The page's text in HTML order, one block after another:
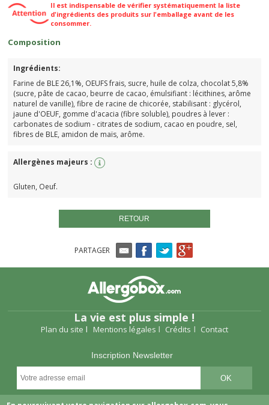
Il est indispensable de vérifier systématiquement la liste
d'ingrédients des produits sur l'emballage avant de les
consommer.
Composition
Ingrédients:
Farine de BLE 26,1%, OEUFS frais, sucre, huile de colza, chocolat 5,8%
(sucre, pâte de cacao, beurre de cacao, émulsifiant : lécithines, arôme
naturel de vanille), fibre de racine de chicorée, stabilisant : glycérol,
jaune d'OEUF, gomme d'acacia (fibre soluble), poudres à lever :
carbonates de sodium - citrates de sodium, cacao en poudre, sel,
fibres de BLE, amidon de maïs, arôme.
Allergènes majeurs :
Gluten, Oeuf.
RETOUR
PARTAGER
La vie est plus simple !
Plan du site Mentions légales Crédits Contact
Inscription Newsletter